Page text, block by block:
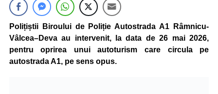
Polițiștii Biroului de Poliție Autostrada A1 Râmnicu-
Vâlcea–Deva au intervenit, la data de 26 mai 2026,
pentru oprirea unui autoturism care circula pe
autostrada A1, pe sens opus.